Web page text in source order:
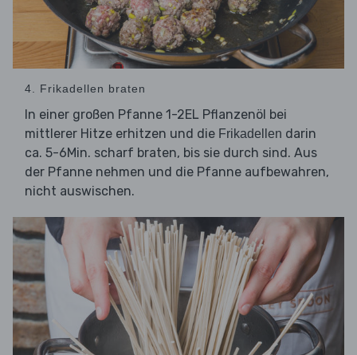
4. Frikadellen braten
In einer großen Pfanne 1-2EL Pflanzenöl bei
mittlerer Hitze erhitzen und die Frikadellen darin
ca. 5-6Min. scharf braten, bis sie durch sind. Aus
der Pfanne nehmen und die Pfanne aufbewahren,
nicht auswischen.